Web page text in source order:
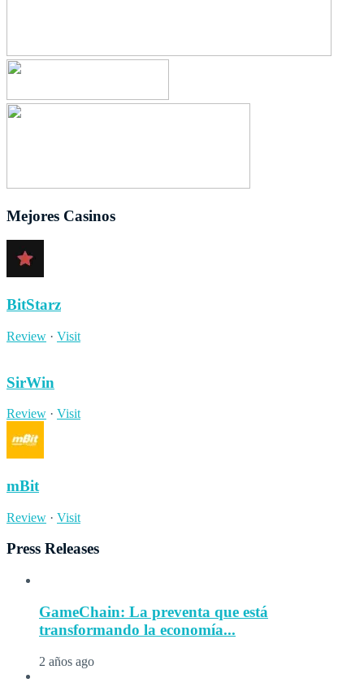
Mejores Casinos
BitStarz
Review · Visit
SirWin
Review · Visit
mBit
Review · Visit
Press Releases
GameChain: La preventa que está
transformando la economía...
2 años ago